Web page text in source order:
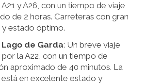
y A26, con un tiempo de viaje
de 2 horas. Carreteras con gran
y estado óptimo.
Lago de Garda: Un breve viaje
la A22, con un tiempo de
aproximado de 40 minutos. La
en excelente estado y